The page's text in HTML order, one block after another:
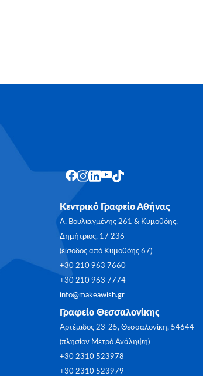
Κεντρικό Γραφείο Αθήνας
Λ. Βουλιαγμένης 261 &
Δημήτριος, 17 236
(είσοδος από Κυμοθόης 67)
+30 210 963 7660
+30 210 963 7774
info@makeawish.gr
Γραφείο Θεσσαλονίκης
Αρτέμιδος 23-25, Θεσσαλονίκη, 54644
(πλησίον Μετρό Ανάληψη)
+30 2310 523978
+30 2310 523979